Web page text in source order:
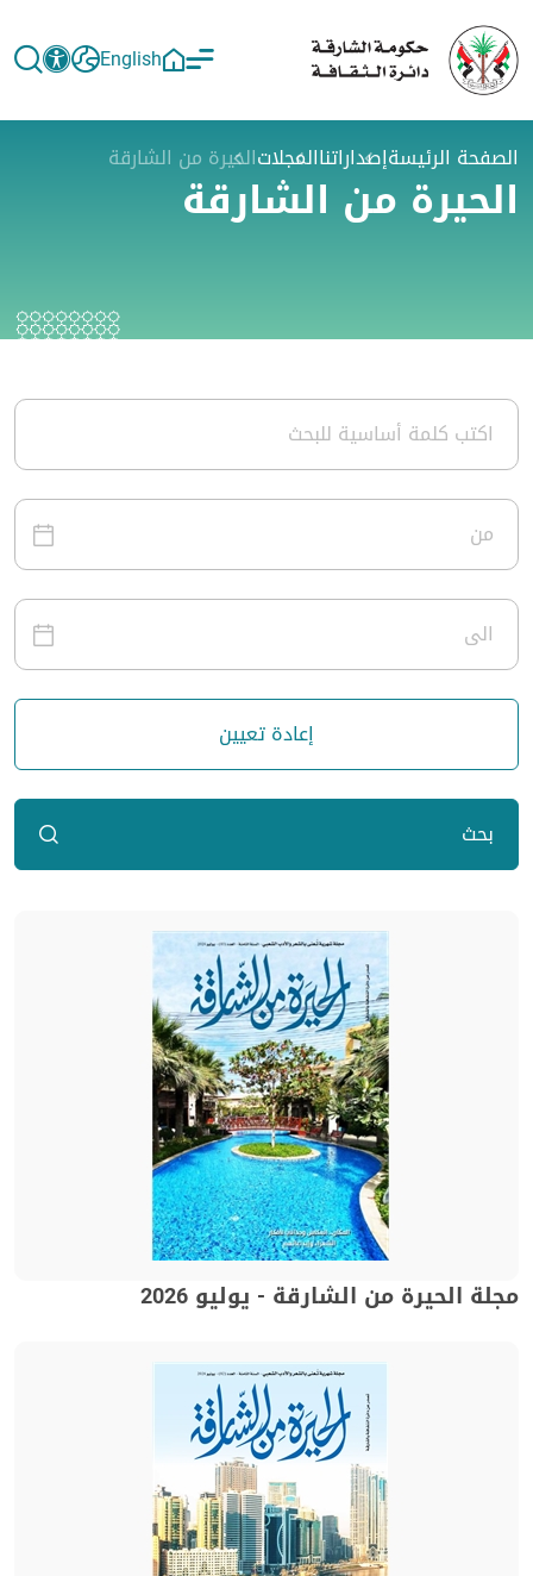
English
الصفحة الرئيسةإصداراتناالمجلاتالحيرة من الشارقة
الحيرة من الشارقة
إعادة تعيين
بحث
مجلة الحيرة من الشارقة - يوليو 2026